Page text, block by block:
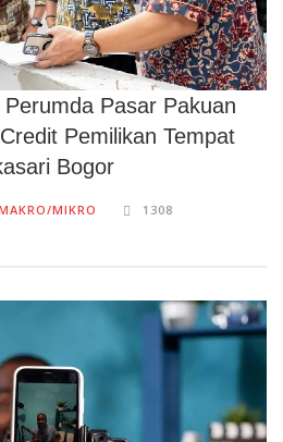
Pasar Pakuan
Pemilikan Tempat
Bogor
MIKRO 1308